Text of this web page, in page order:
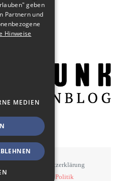
Datenschutzerklärung
Medien, Politik
GERMAN
ENGLISH
geben
Partnern und
Hinweise
MEDIEN